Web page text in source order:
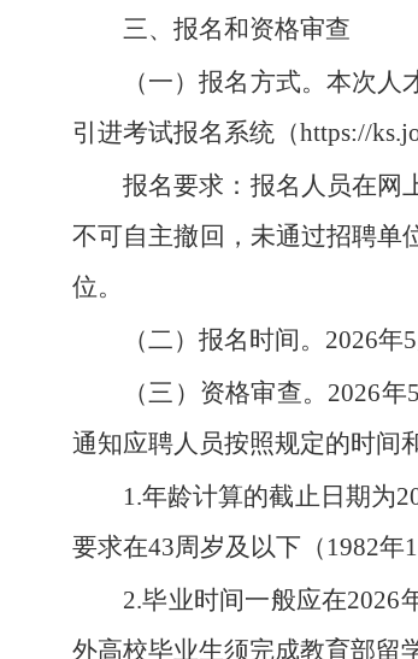
三、报名和资格审查
（一）报名方式。 本次人
引进考试报名系统（https://
报名要求： 报名人员在网
不可自主撤回，未通过招聘单
位。
（二）报名时间。2026年
（三）资格审查。 2026年
通知应聘人员按照规定的时间
1.年龄计算的截止日期为
要求在43周岁及以下（1982年
2.毕业时间一般应在2026
外高校毕业生须完成教育部留